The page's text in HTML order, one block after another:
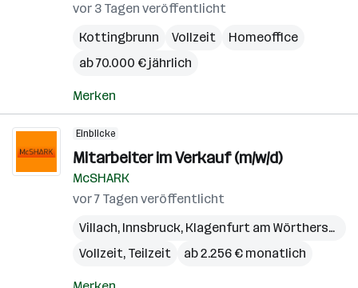
vor 3 Tagen veröffentlicht
Kottingbrunn
Vollzeit
Homeoffice
ab 70.000 € jährlich
Merken
Einblicke
Mitarbeiter im Verkauf (m/w/d)
McSHARK
vor 7 Tagen veröffentlicht
Villach, Innsbruck, Klagenfurt am Wörthersee
Vollzeit, Teilzeit
ab 2.256 € monatlich